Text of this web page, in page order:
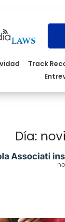
Track
Día:
Associati